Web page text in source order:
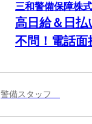
三和警備保障株
高日給＆日払
不問！電話面
警備スタッフ